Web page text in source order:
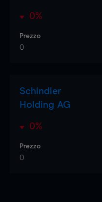
0%
Prezzo
0
Schindler
Holding AG
0%
Prezzo
0